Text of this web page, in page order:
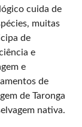
cuida de
muitas
de
e
e
de
de Taronga
nativa.
de